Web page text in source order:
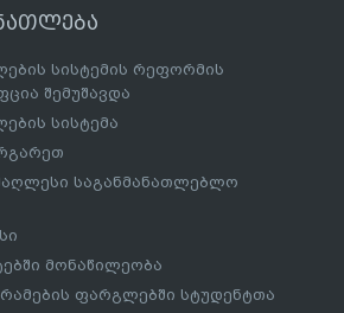
სისტემის რეფორმის
შემუშავდა
სისტემა
საგანმანათლებლო
მონაწილეობა
ფარგლებში სტუდენტთა